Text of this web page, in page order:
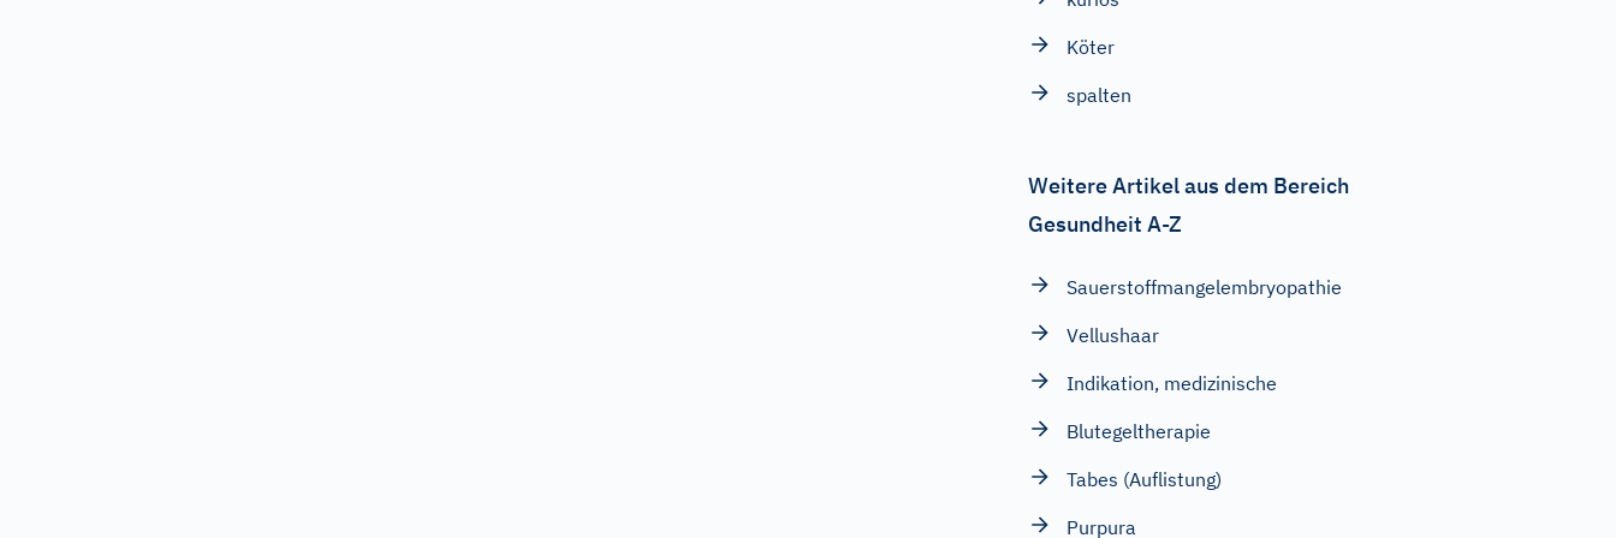
Köter
spalten
Weitere Artikel aus dem Bereich
Gesundheit A-Z
Sauerstoffmangelembryopathie
Vellushaar
Indikation, medizinische
Blutegeltherapie
Tabes (Auflistung)
Purpura